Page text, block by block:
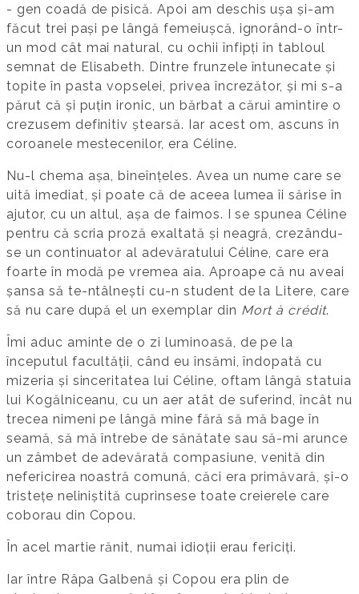
- gen coadă de pisică. Apoi am deschis ușa și-am
făcut trei pași pe lângă femeiușcă, ignorând-o într-
un mod cât mai natural, cu ochii înfipți în tabloul
semnat de Elisabeth. Dintre frunzele întunecate și
topite în pasta vopselei, privea încrezător, și mi s-a
părut că și puțin ironic, un bărbat a cărui amintire o
crezusem definitiv ștearsă. Iar acest om, ascuns în
coroanele mestecenilor, era Céline.
Nu-l chema așa, bineînțeles. Avea un nume care se
uită imediat, și poate că de aceea lumea îi sărise în
ajutor, cu un altul, așa de faimos. I se spunea Céline
pentru că scria proză exaltată și neagră, crezându-
se un continuator al adevăratului Céline, care era
foarte în modă pe vremea aia. Aproape că nu aveai
șansa să te-ntâlnești cu-n student de la Litere, care
să nu care după el un exemplar din Mort à crédit.
Îmi aduc aminte de o zi luminoasă, de pe la
începutul facultății, când eu însămi, îndopată cu
mizeria și sinceritatea lui Céline, oftam lângă statuia
lui Kogălniceanu, cu un aer atât de suferind, încât nu
trecea nimeni pe lângă mine fără să mă bage în
seamă, să mă întrebe de sănătate sau să-mi arunce
un zâmbet de adevărată compasiune, venită din
nefericirea noastră comună, căci era primăvară, și-o
tristețe neliniștită cuprinsese toate creierele care
coborau din Copou.
În acel martie rănit, numai idioții erau fericiți.
Iar între Râpa Galbenă și Copou era plin de